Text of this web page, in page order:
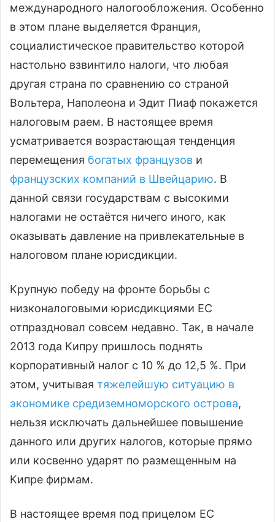
международного налогообложения. Особенно
в этом плане выделяется Франция,
социалистическое правительство которой
настольно взвинтило налоги, что любая
другая страна по сравнению со страной
Вольтера, Наполеона и Эдит Пиаф покажется
налоговым раем. В настоящее время
усматривается возрастающая тенденция
перемещения богатых французов и
французских компаний в Швейцарию. В
данной связи государствам с высокими
налогами не остаётся ничего иного, как
оказывать давление на привлекательные в
налоговом плане юрисдикции.
Крупную победу на фронте борьбы с
низконалоговыми юрисдикциями ЕС
отпраздновал совсем недавно. Так, в начале
2013 года Кипру пришлось поднять
корпоративный налог с 10 % до 12,5 %. При
этом, учитывая тяжелейшую ситуацию в
экономике средиземноморского острова,
нельзя исключать дальнейшее повышение
данного или других налогов, которые прямо
или косвенно ударят по размещенным на
Кипре фирмам.
В настоящее время под прицелом ЕС